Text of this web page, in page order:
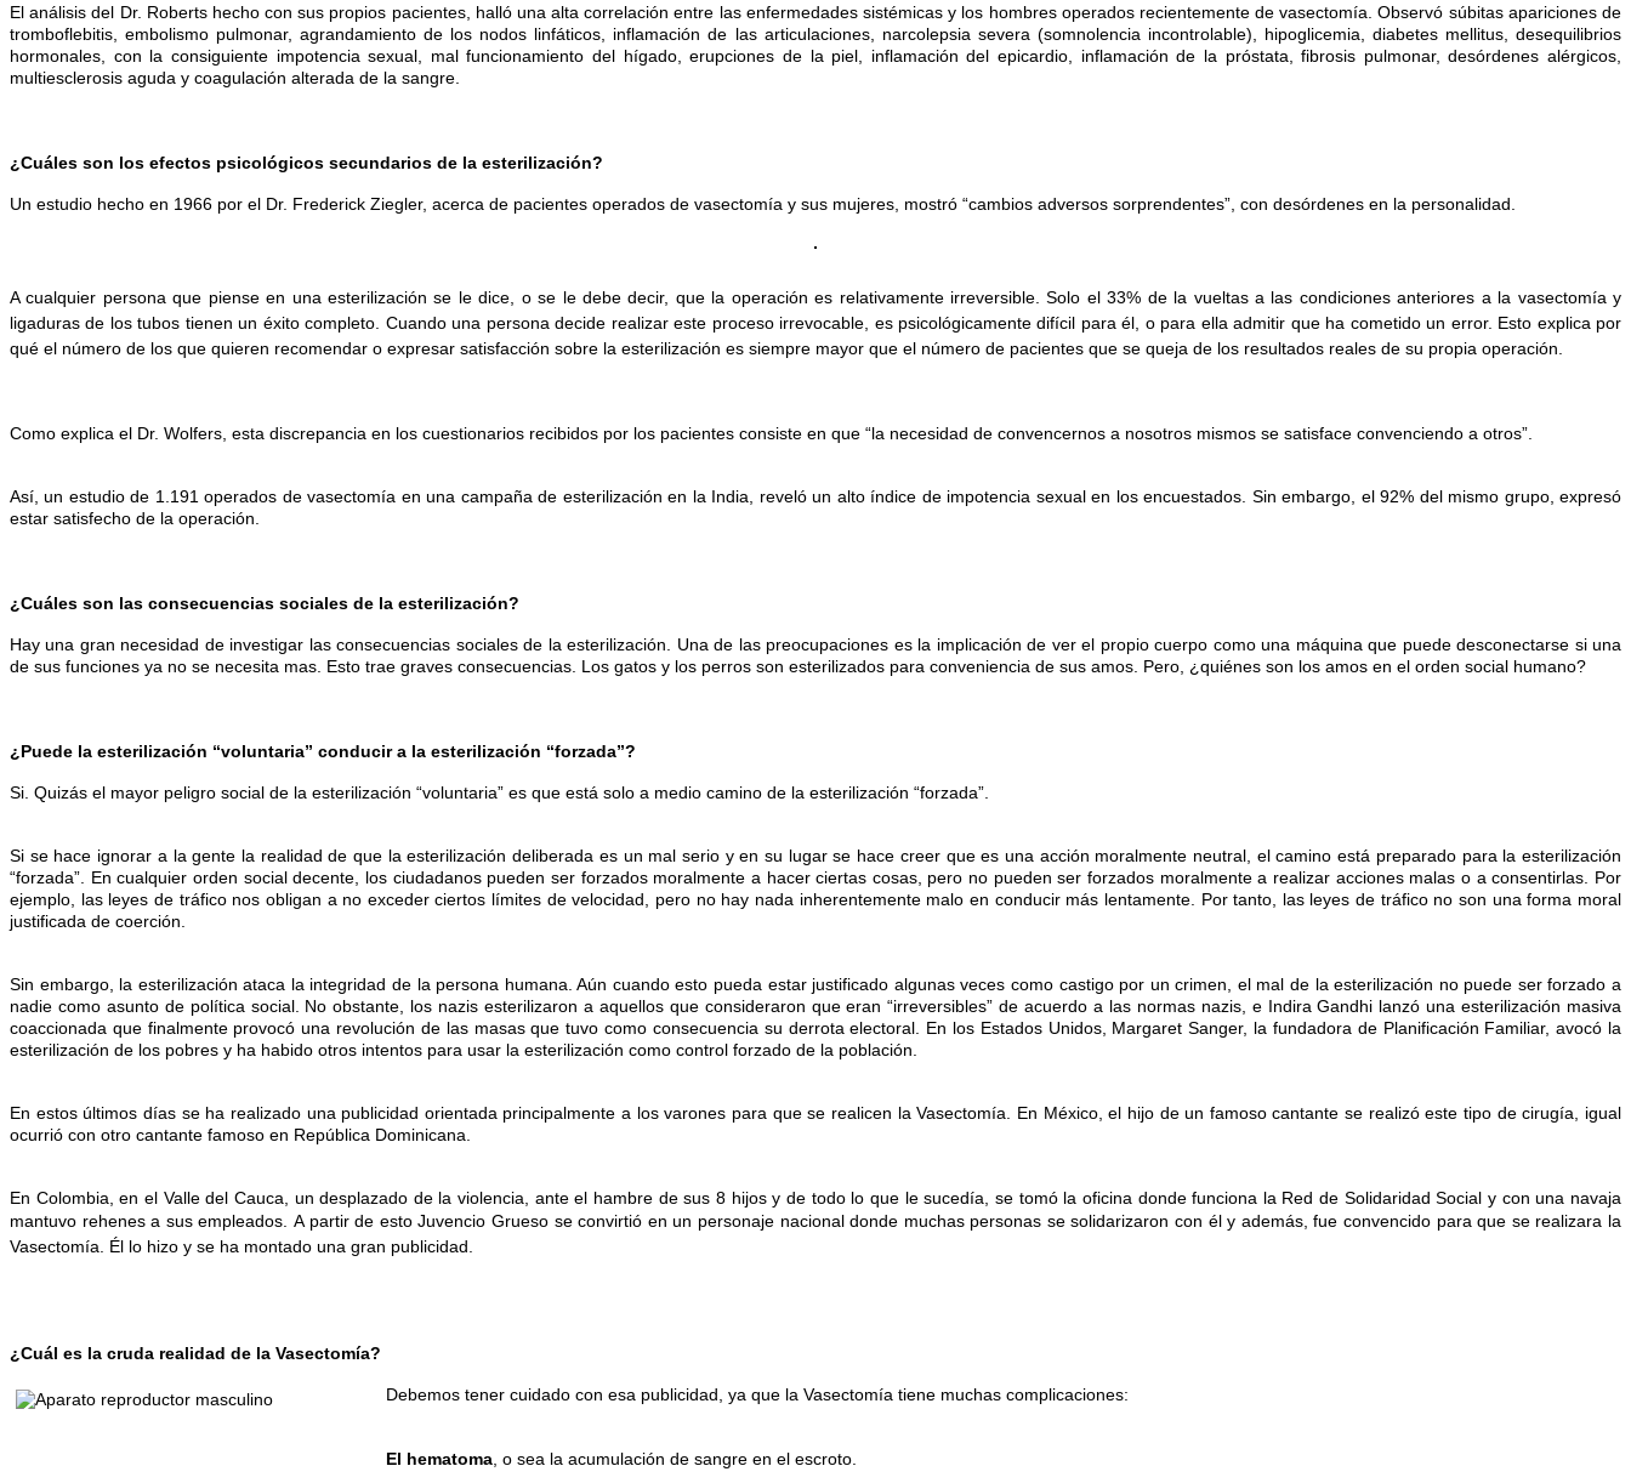
El análisis del Dr. Roberts hecho con sus propios pacientes, halló una alta correlación entre las enfermedades sistémicas y los hombres operados recientemente de vasectomía. Observó súbitas apariciones de
tromboflebitis, embolismo pulmonar, agrandamiento de los nodos linfáticos, inflamación de las articulaciones, narcolepsia severa (somnolencia incontrolable), hipoglicemia, diabetes mellitus, desequilibrios
hormonales, con la consiguiente impotencia sexual, mal funcionamiento del hígado, erupciones de la piel, inflamación del epicardio, inflamación de la próstata, fibrosis pulmonar, desórdenes alérgicos,
multiesclerosis aguda y coagulación alterada de la sangre.
¿Cuáles son los efectos psicológicos secundarios de la esterilización?
Un estudio hecho en 1966 por el Dr. Frederick Ziegler, acerca de pacientes operados de vasectomía y sus mujeres, mostró “cambios adversos sorprendentes”, con desórdenes en la personalidad.
A cualquier persona que piense en una esterilización se le dice, o se le debe decir, que la operación es relativamente irreversible. Solo el 33% de la vueltas a las condiciones anteriores a la vasectomía y
ligaduras de los tubos tienen un éxito completo. Cuando una persona decide realizar este proceso irrevocable, es psicológicamente difícil para él, o para ella admitir que ha cometido un error. Esto explica por
qué el número de los que quieren recomendar o expresar satisfacción sobre la esterilización es siempre mayor que el número de pacientes que se queja de los resultados reales de su propia operación.
Como explica el Dr. Wolfers, esta discrepancia en los cuestionarios recibidos por los pacientes consiste en que “la necesidad de convencernos a nosotros mismos se satisface convenciendo a otros”.
Así, un estudio de 1.191 operados de vasectomía en una campaña de esterilización en la India, reveló un alto índice de impotencia sexual en los encuestados. Sin embargo, el 92% del mismo grupo, expresó
estar satisfecho de la operación.
¿Cuáles son las consecuencias sociales de la esterilización?
Hay una gran necesidad de investigar las consecuencias sociales de la esterilización. Una de las preocupaciones es la implicación de ver el propio cuerpo como una máquina que puede desconectarse si una
de sus funciones ya no se necesita mas. Esto trae graves consecuencias. Los gatos y los perros son esterilizados para conveniencia de sus amos. Pero, ¿quiénes son los amos en el orden social humano?
¿Puede la esterilización “voluntaria” conducir a la esterilización “forzada”?
Si. Quizás el mayor peligro social de la esterilización “voluntaria” es que está solo a medio camino de la esterilización “forzada”.
Si se hace ignorar a la gente la realidad de que la esterilización deliberada es un mal serio y en su lugar se hace creer que es una acción moralmente neutral, el camino está preparado para la esterilización
“forzada”. En cualquier orden social decente, los ciudadanos pueden ser forzados moralmente a hacer ciertas cosas, pero no pueden ser forzados moralmente a realizar acciones malas o a consentirlas. Por
ejemplo, las leyes de tráfico nos obligan a no exceder ciertos límites de velocidad, pero no hay nada inherentemente malo en conducir más lentamente. Por tanto, las leyes de tráfico no son una forma moral
justificada de coerción.
Sin embargo, la esterilización ataca la integridad de la persona humana. Aún cuando esto pueda estar justificado algunas veces como castigo por un crimen, el mal de la esterilización no puede ser forzado a
nadie como asunto de política social. No obstante, los nazis esterilizaron a aquellos que consideraron que eran “irreversibles” de acuerdo a las normas nazis, e Indira Gandhi lanzó una esterilización masiva
coaccionada que finalmente provocó una revolución de las masas que tuvo como consecuencia su derrota electoral. En los Estados Unidos, Margaret Sanger, la fundadora de Planificación Familiar, avocó la
esterilización de los pobres y ha habido otros intentos para usar la esterilización como control forzado de la población.
En estos últimos días se ha realizado una publicidad orientada principalmente a los varones para que se realicen la Vasectomía. En México, el hijo de un famoso cantante se realizó este tipo de cirugía, igual
ocurrió con otro cantante famoso en República Dominicana.
En Colombia, en el Valle del Cauca, un desplazado de la violencia, ante el hambre de sus 8 hijos y de todo lo que le sucedía, se tomó la oficina donde funciona la Red de Solidaridad Social y con una navaja
mantuvo rehenes a sus empleados. A partir de esto Juvencio Grueso se convirtió en un personaje nacional donde muchas personas se solidarizaron con él y además, fue convencido para que se realizara la
Vasectomía. Él lo hizo y se ha montado una gran publicidad.
¿Cuál es la cruda realidad de la Vasectomía?
Debemos tener cuidado con esa publicidad, ya que la Vasectomía tiene muchas complicaciones:
El hematoma , o sea la acumulación de sangre en el escroto.